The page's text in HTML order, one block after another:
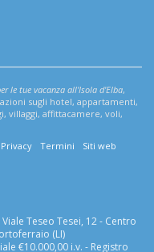
le tue vacanza all'Isola d'Elba,
sugli hotel, appartamenti,
villaggi, affittacamere, voli,
Privacy Termini
Siti web
Teseo Tesei, 12 - Centro
(LI)
€10.000,00 i.v. - Registro